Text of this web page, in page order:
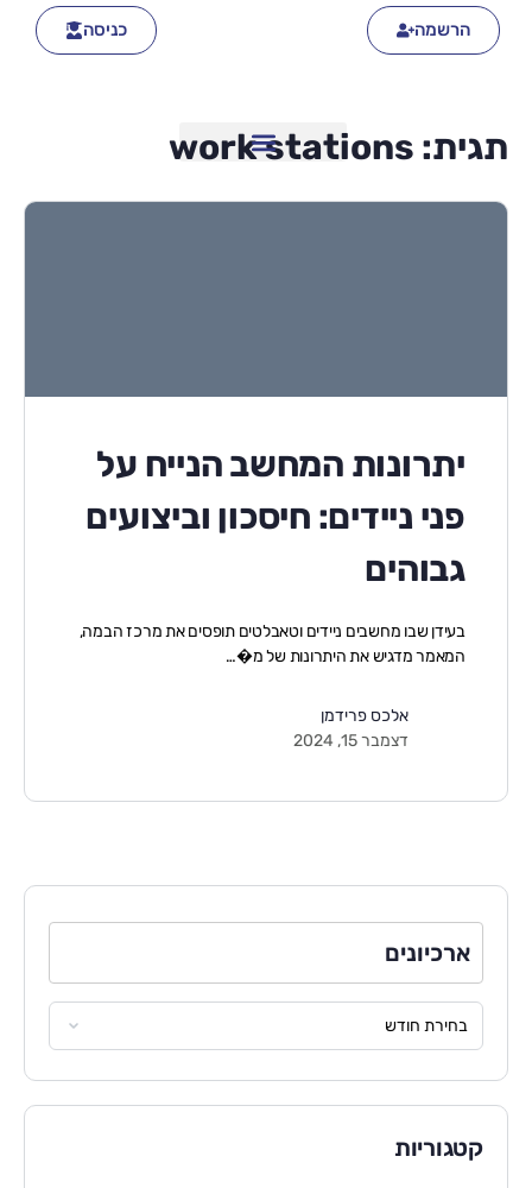
הרשמה כניסה
תגית: work stations
יתרונות המחשב הנייח על
פני ניידים: חיסכון וביצועים
גבוהים
בעידן שבו מחשבים ניידים וטאבלטים תופסים את מרכז הבמה,
המאמר מדגיש את היתרונות של מ�…
אלכס פרידמן
דצמבר 15, 2024
ארכיונים
קטגוריות